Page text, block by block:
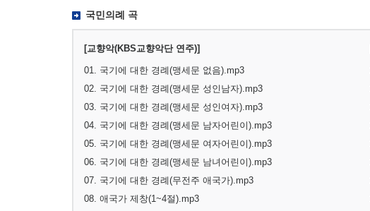
국민의례 곡
[교향악(KBS교향악단 연주)]
01. 국기에 대한 경례(맹세문 없음).mp3
02. 국기에 대한 경례(맹세문 성인남자).mp3
03. 국기에 대한 경례(맹세문 성인여자).mp3
04. 국기에 대한 경례(맹세문 남자어린이).mp3
05. 국기에 대한 경례(맹세문 여자어린이).mp3
06. 국기에 대한 경례(맹세문 남녀어린이).mp3
07. 국기에 대한 경례(무전주 애국가).mp3
08. 애국가 제창(1~4절).mp3